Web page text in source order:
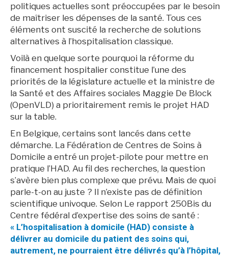
politiques actuelles sont préoccupées par le besoin
de maîtriser les dépenses de la santé. Tous ces
éléments ont suscité la recherche de solutions
alternatives à l’hospitalisation classique.
Voilà en quelque sorte pourquoi la réforme du
financement hospitalier constitue l’une des
priorités de la législature actuelle et la ministre de
la Santé et des Affaires sociales Maggie De Block
(OpenVLD) a prioritairement remis le projet HAD
sur la table.
En Belgique, certains sont lancés dans cette
démarche. La Fédération de Centres de Soins à
Domicile a entré un projet-pilote pour mettre en
pratique l’HAD. Au fil des recherches, la question
s’avère bien plus complexe que prévu. Mais de quoi
parle-t-on au juste ? Il n’existe pas de définition
scientifique univoque. Selon Le rapport 250Bis du
Centre fédéral d’expertise des soins de santé :
« L’hospitalisation à domicile (HAD) consiste à
délivrer au domicile du patient des soins qui,
autrement, ne pourraient être délivrés qu’à l’hôpital,